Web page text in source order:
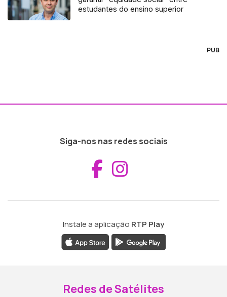
estudantes do ensino superior
PUB
Siga-nos nas redes sociais
Aceder ao
Instale a aplicação RTP Play
Redes de Satélites